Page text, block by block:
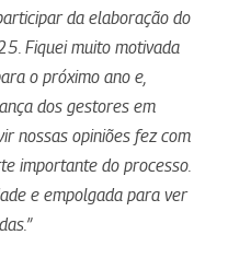
da elaboração do
Fiquei muito motivada
o próximo ano e,
dos gestores em
nossas opiniões fez com
importante do processo.
e empolgada para ver